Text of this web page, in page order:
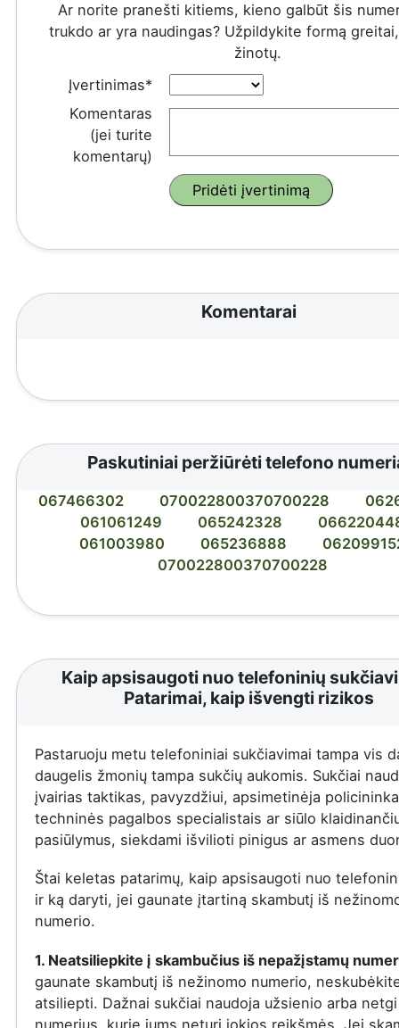
Ar norite pranešti kitiems, kieno galbūt šis
trukdo ar yra naudingas? Užpildykite formą
žinotų.
Įvertinimas*
Komentaras
(jei turite
komentarų)
Komentarai
Paskutiniai peržiūrėti telefono
067466302 070022800370700228
061061249
065242328
061003980
065236888
070022800370700228
Kaip apsisaugoti nuo telefoninių
Patarimai, kaip išvengti rizikos
Pastaruoju metu telefoniniai sukčiavimai tampa vis
daugelis žmonių tampa sukčių aukomis. Sukčiai
įvairias taktikas, pavyzdžiui, apsimetinėja
techninės pagalbos specialistais ar siūlo
pasiūlymus, siekdami išvilioti pinigus ar asmens
Štai keletas patarimų, kaip apsisaugoti nuo
ir ką daryti, jei gaunate įtartiną skambutį iš
numerio.
1. Neatsiliepkite į skambučius iš nepažįstamų
gaunate skambutį iš nežinomo numerio,
atsiliepti. Dažnai sukčiai naudoja užsienio arba
numerius, kurie jums neturi jokios reikšmės. Jei